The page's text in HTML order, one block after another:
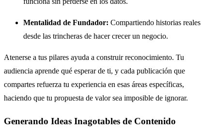
Mentalidad de Fundador: Compartiendo historias reales
desde las trincheras de hacer crecer un negocio.
Atenerse a tus pilares ayuda a construir reconocimiento. Tu
audiencia aprende qué esperar de ti, y cada publicación que
compartes refuerza tu experiencia en esas áreas específicas,
haciendo que tu propuesta de valor sea imposible de ignorar.
Generando Ideas Inagotables de Contenido